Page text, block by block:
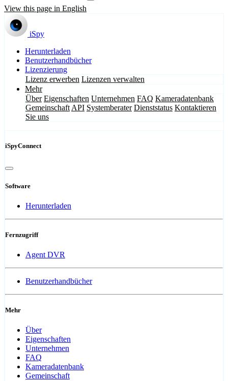
View this page in English
iSpy
Herunterladen
Benutzerhandbücher
Lizenzierung
Lizenz erwerben Lizenzen verwalten
Mehr
Über Eigenschaften Unternehmen FAQ Kameradatenbank
Gemeinschaft API Systemberater Dienststatus Kontaktieren
Sie uns
iSpyConnect
Software
Herunterladen
Fernzugriff
Agent DVR
Benutzerhandbücher
Mehr
Über
Eigenschaften
Unternehmen
FAQ
Kameradatenbank
Gemeinschaft